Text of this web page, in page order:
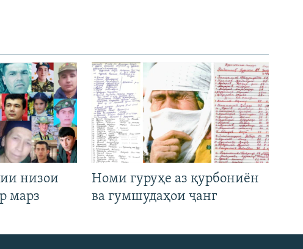
низои
марз
Номи гуруҳе аз қурбониён
ва гумшудаҳои ҷанг